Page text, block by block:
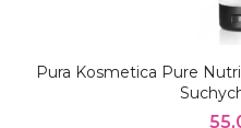
Pura Kosmetica Pure